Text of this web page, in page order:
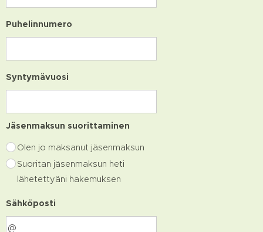
Puhelinnumero
Syntymävuosi
Jäsenmaksun suorittaminen
Olen jo maksanut jäsenmaksun
Suoritan jäsenmaksun heti
lähetettyäni hakemuksen
Sähköposti